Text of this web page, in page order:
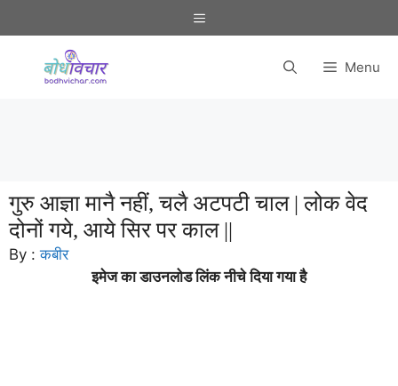
to
Menu
Menu
गुरु आज्ञा मानै नहीं, चलै अटपटी चाल | लोक वेद
दोनों गये, आये सिर पर काल ||
By :कबीर
इमेज का डाउनलोड लिंक नीचे दिया गया है